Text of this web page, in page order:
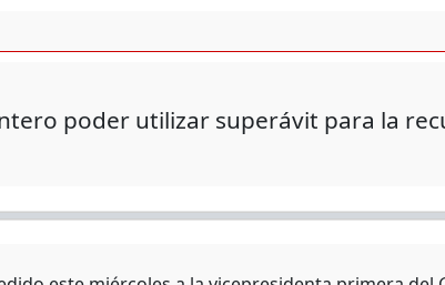
poder utilizar superávit para la